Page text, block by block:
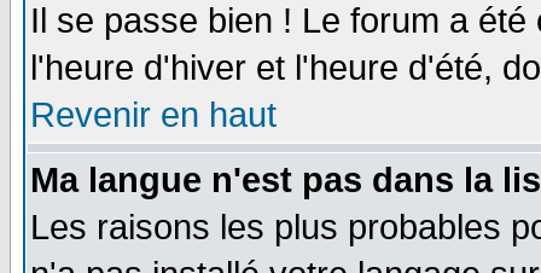
Il se passe bien ! Le forum a
l'heure d'hiver et l'heure d'été,
Revenir en haut
Ma langue n'est pas dans la
Les raisons les plus probables